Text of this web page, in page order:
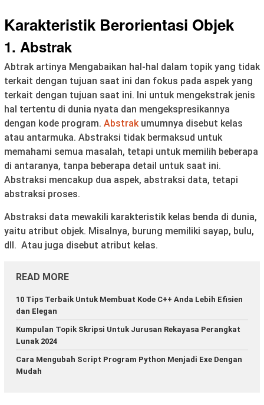
Karakteristik Berorientasi Objek
1. Abstrak
Abtrak artinya Mengabaikan hal-hal dalam topik yang tidak
terkait dengan tujuan saat ini dan fokus pada aspek yang
terkait dengan tujuan saat ini. Ini untuk mengekstrak jenis
hal tertentu di dunia nyata dan mengekspresikannya
dengan kode program. Abstrakumumnya disebut kelas
atau antarmuka. Abstraksi tidak bermaksud untuk
memahami semua masalah, tetapi untuk memilih beberapa
di antaranya, tanpa beberapa detail untuk saat ini.
Abstraksi mencakup dua aspek, abstraksi data, tetapi
abstraksi proses.
Abstraksi data mewakili karakteristik kelas benda di dunia,
yaitu atribut objek. Misalnya, burung memiliki sayap, bulu,
dll. Atau juga disebut atribut kelas.
READ MORE
10 Tips Terbaik Untuk Membuat Kode C++ Anda Lebih Efisien
dan Elegan
Kumpulan Topik Skripsi Untuk Jurusan Rekayasa Perangkat
Lunak 2024
Cara Mengubah Script Program Python Menjadi Exe Dengan
Mudah